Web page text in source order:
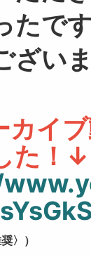
たで
ざいま
イブ
た！
〉）